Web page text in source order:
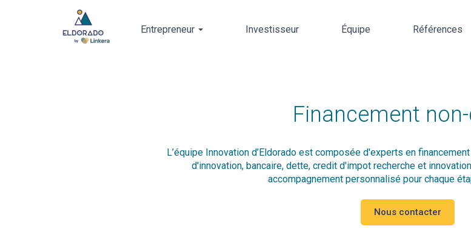
Entrepreneur Investisseur Équipe Références
Financement
L’équipe Innovation d’Eldorado est composée d'experts en
d'innovation, bancaire, dette, credit d'impot recherche et
accompagnement personnalisé pour chaque
Nous contacter